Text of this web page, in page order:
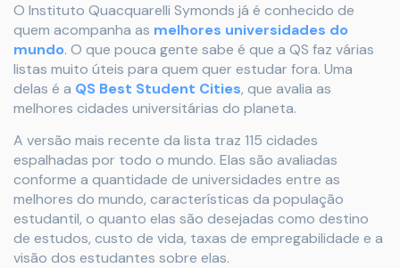
O Instituto Quacquarelli Symonds já é conhecido de
quem acompanha as melhores universidades do
mundo. O que pouca gente sabe é que a QS faz várias
listas muito úteis para quem quer estudar fora. Uma
delas é a QS Best Student Cities, que avalia as
melhores cidades universitárias do planeta.
A versão mais recente da lista traz 115 cidades
espalhadas por todo o mundo. Elas são avaliadas
conforme a quantidade de universidades entre as
melhores do mundo, características da população
estudantil, o quanto elas são desejadas como destino
de estudos, custo de vida, taxas de empregabilidade e a
visão dos estudantes sobre elas.